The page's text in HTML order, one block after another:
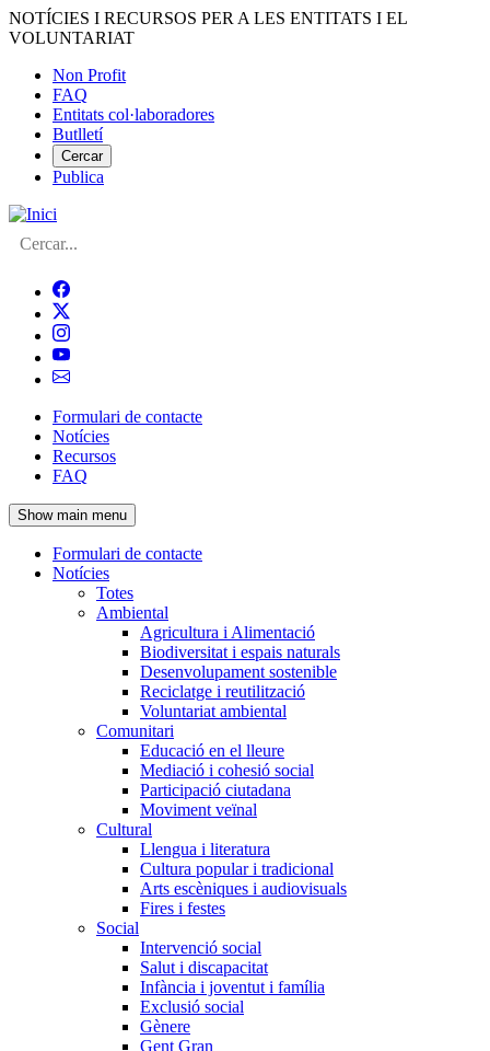
Vés
al
NOTÍCIES I RECURSOS PER A LES ENTITATS I EL
VOLUNTARIAT
Menú
del
compte
d'usuari
Non Profit
FAQ
Entitats col·laboradores
Butlletí
Cercar
Publica
Cerca
Navegació
principal
de
l'encapçalament
Formulari de contacte
Notícies
Recursos
FAQ
Show main menu
Navegació
principal
Formulari de contacte
Notícies
Totes
Ambiental
Agricultura i Alimentació
Biodiversitat i espais naturals
Desenvolupament sostenible
Reciclatge i reutilització
Voluntariat ambiental
Comunitari
Educació en el lleure
Mediació i cohesió social
Participació ciutadana
Moviment veïnal
Cultural
Llengua i literatura
Cultura popular i tradicional
Arts escèniques i audiovisuals
Fires i festes
Social
Intervenció social
Salut i discapacitat
Infància i joventut i família
Exclusió social
Gènere
Gent Gran